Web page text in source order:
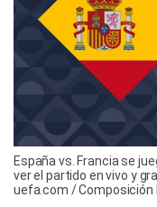
España vs. Francia se
ver el partido en vivo y
uefa.com / Composición
Los 5 últimos
España
Así llega la
semifinal de la